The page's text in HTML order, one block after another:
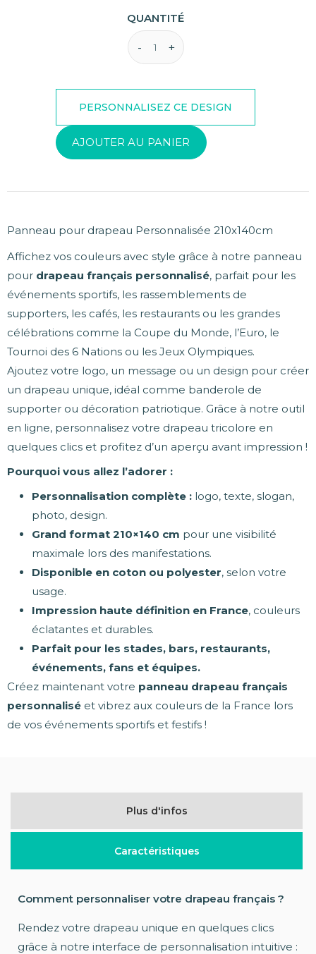
QUANTITÉ
AJOUTER AU PANIER
Panneau pour drapeau Personnalisée 210x140cm
Affichez vos couleurs avec style grâce à notre panneau
pour drapeau français personnalisé, parfait pour les
événements sportifs, les rassemblements de
supporters, les cafés, les restaurants ou les grandes
célébrations comme la Coupe du Monde, l’Euro, le
Tournoi des 6 Nations ou les Jeux Olympiques.
Ajoutez votre logo, un message ou un design pour créer
un drapeau unique, idéal comme banderole de
supporter ou décoration patriotique. Grâce à notre outil
en ligne, personnalisez votre drapeau tricolore en
quelques clics et profitez d’un aperçu avant impression !
Pourquoi vous allez l’adorer :
Personnalisation complète : logo, texte, slogan,
photo, design.
Grand format 210×140 cm pour une visibilité
maximale lors des manifestations.
Disponible en coton ou polyester, selon votre
usage.
Impression haute définition en France, couleurs
éclatantes et durables.
Parfait pour les stades, bars, restaurants,
événements, fans et équipes.
Créez maintenant votre panneau drapeau français
personnalisé et vibrez aux couleurs de la France lors
de vos événements sportifs et festifs !
Plus d'infos
Caractéristiques
Comment personnaliser votre drapeau français ?
Rendez votre drapeau unique en quelques clics
grâce à notre interface de personnalisation intuitive :